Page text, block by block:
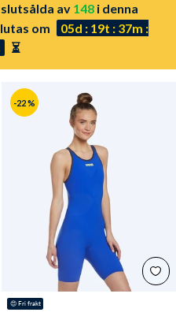
av 148 i denna
om
05d : 19t : 37m :
⏳
-22 %
😍 Fri frakt